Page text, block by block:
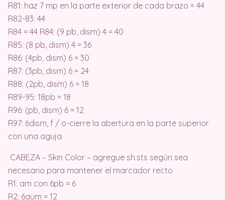
R81: haz 7 mp en la parte exterior de cada brazo = 44
R82-83: 44
R84 = 44 R84: (9 pb, dism) 4 = 40
R85: (8 pb, dism) 4 = 36
R86: (4pb, dism) 6 = 30
R87: (3pb, dism) 6 = 24
R88: (2pb, dism) 6 = 18
R89-95: 18pb = 18
R96: (pb, dism) 6 = 12
R97: 6dism, f / o-cierre la abertura en la parte superior
con una aguja
CABEZA – Skin Color – agregue sh.sts según sea
necesario para mantener el marcador recto
R1: am con 6pb = 6
R2: 6aum = 12